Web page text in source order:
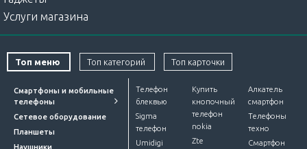
Услуги магазина
Топ меню Топ категорий Топ карточки
Смартфоны и мобильные
телефоны
Сетевое оборудование
Планшеты
Наушники
Телефон
блеквью
Sigma
телефон
Umidigi
Купить
кнопочный
телефон
nokia
Zte
Алкатель
смартфон
Телефоны
техно
Смартфон